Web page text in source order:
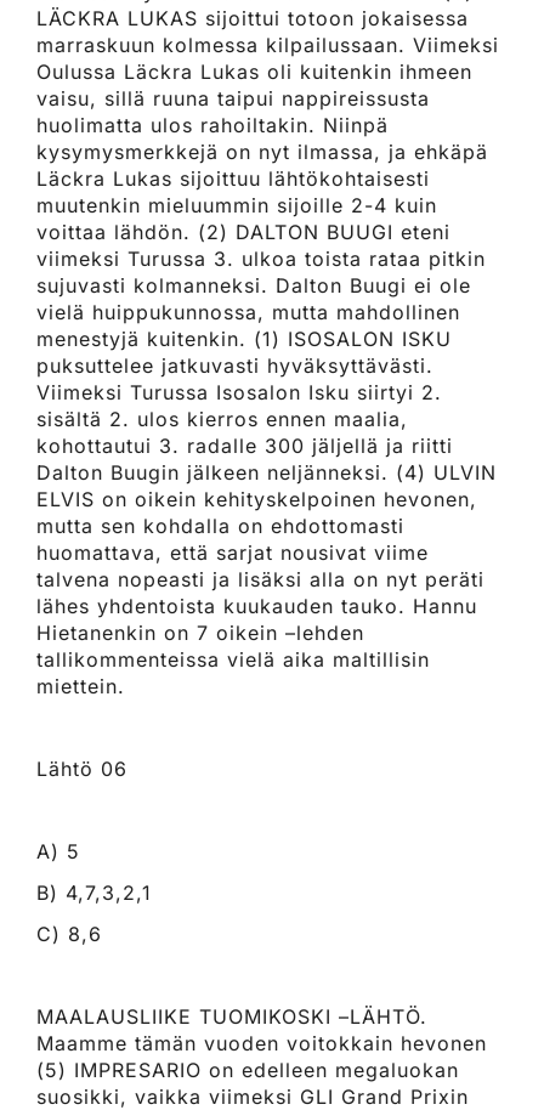
LÄCKRA LUKAS sijoittui totoon jokaisessa
marraskuun kolmessa kilpailussaan. Viimeksi
Oulussa Läckra Lukas oli kuitenkin ihmeen
vaisu, sillä ruuna taipui nappireissusta
huolimatta ulos rahoiltakin. Niinpä
kysymysmerkkejä on nyt ilmassa, ja ehkäpä
Läckra Lukas sijoittuu lähtökohtaisesti
muutenkin mieluummin sijoille 2-4 kuin
voittaa lähdön. (2) DALTON BUUGI eteni
viimeksi Turussa 3. ulkoa toista rataa pitkin
sujuvasti kolmanneksi. Dalton Buugi ei ole
vielä huippukunnossa, mutta mahdollinen
menestyjä kuitenkin. (1) ISOSALON ISKU
puksuttelee jatkuvasti hyväksyttävästi.
Viimeksi Turussa Isosalon Isku siirtyi 2.
sisältä 2. ulos kierros ennen maalia,
kohottautui 3. radalle 300 jäljellä ja riitti
Dalton Buugin jälkeen neljänneksi. (4) ULVIN
ELVIS on oikein kehityskelpoinen hevonen,
mutta sen kohdalla on ehdottomasti
huomattava, että sarjat nousivat viime
talvena nopeasti ja lisäksi alla on nyt peräti
lähes yhdentoista kuukauden tauko. Hannu
Hietanenkin on 7 oikein –lehden
tallikommenteissa vielä aika maltillisin
miettein.
Lähtö 06
A) 5
B) 4,7,3,2,1
C) 8,6
MAALAUSLIIKE TUOMIKOSKI –LÄHTÖ.
Maamme tämän vuoden voitokkain hevonen
(5) IMPRESARIO on edelleen megaluokan
suosikki, vaikka viimeksi GLI Grand Prixin